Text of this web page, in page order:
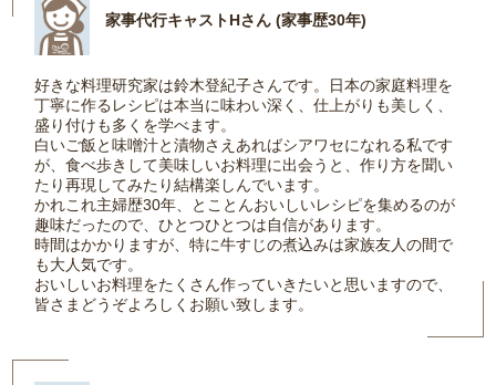
家事代行キャストHさん (家事歴30年)
好きな料理研究家は鈴木登紀子さんです。日本の家庭料理を
丁寧に作るレシピは本当に味わい深く、仕上がりも美しく、
盛り付けも多くを学べます。
白いご飯と味噌汁と漬物さえあればシアワセになれる私です
が、食べ歩きして美味しいお料理に出会うと、作り方を聞い
たり再現してみたり結構楽しんでいます。
かれこれ主婦歴30年、とことんおいしいレシピを集めるのが
趣味だったので、ひとつひとつは自信があります。
時間はかかりますが、特に牛すじの煮込みは家族友人の間で
も大人気です。
おいしいお料理をたくさん作っていきたいと思いますので、
皆さまどうぞよろしくお願い致します。